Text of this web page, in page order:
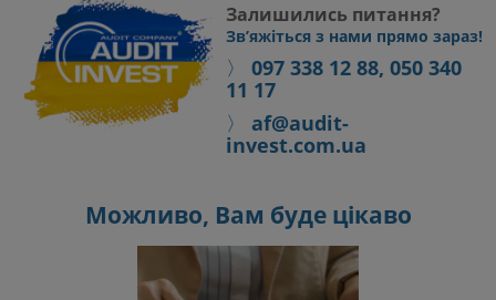
Залишились питання?
Зв’яжіться з нами прямо зараз!
〉
097 338 12 88, 050 340
11 17
〉
af@audit-
invest.com.ua
Можливо, Вам буде цікаво